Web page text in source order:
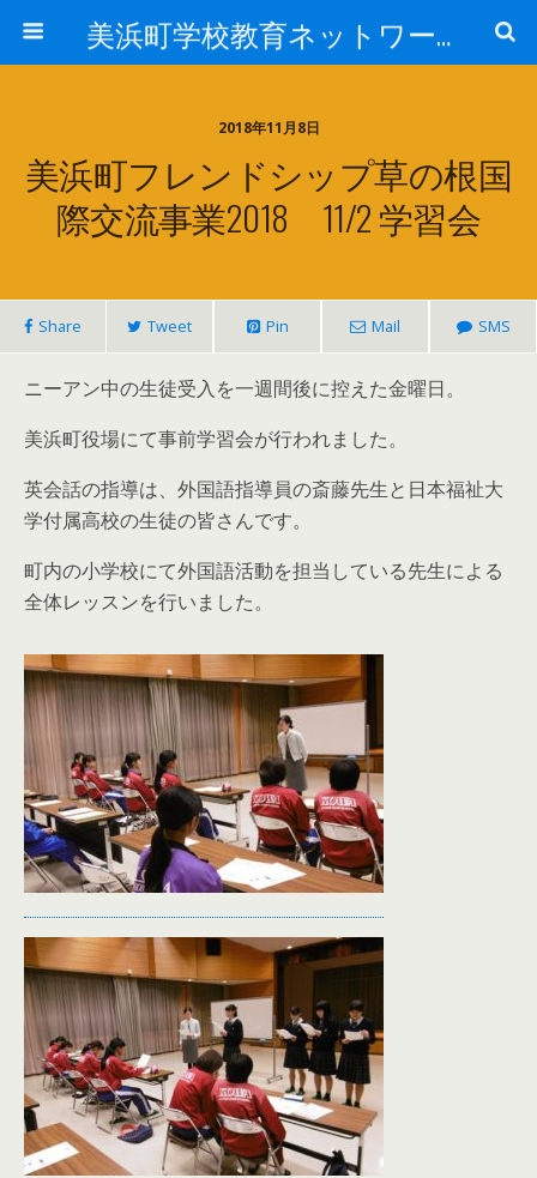
美浜町学校教育ネットワーク
2018年11月8日
美浜町フレンドシップ草の根国
際交流事業2018 11/2 学習会
Share Tweet Pin Mail SMS
ニーアン中の生徒受入を一週間後に控えた金曜日。
美浜町役場にて事前学習会が行われました。
英会話の指導は、外国語指導員の斎藤先生と日本福祉大
学付属高校の生徒の皆さんです。
町内の小学校にて外国語活動を担当している先生による
全体レッスンを行いました。